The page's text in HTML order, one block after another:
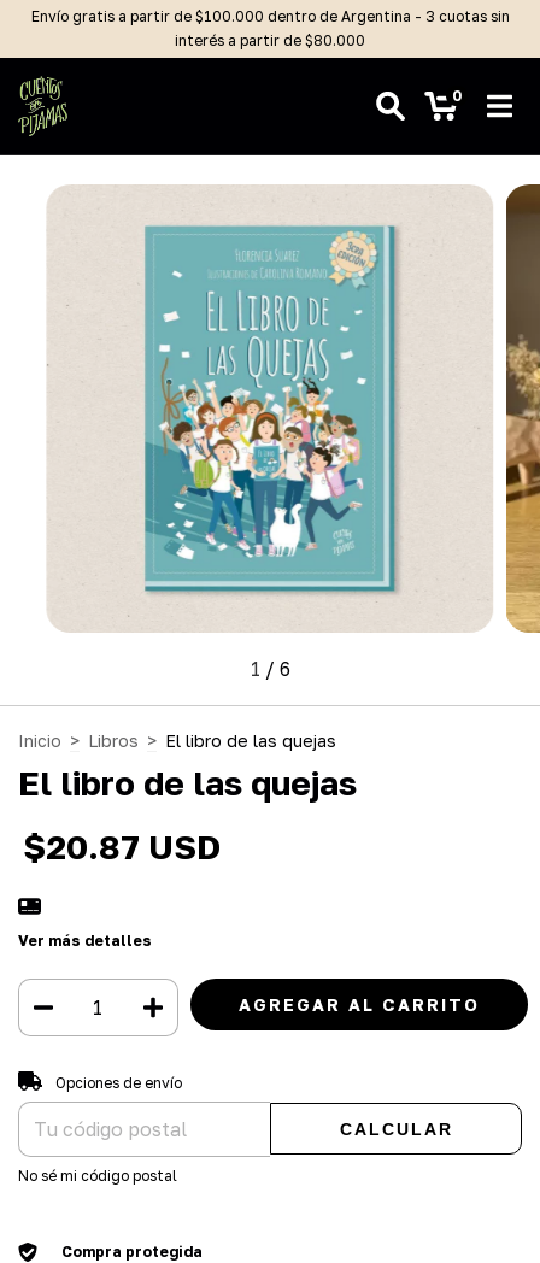
Envío gratis a partir de $100.000 dentro de Argentina - 3 cuotas sin
interés a partir de $80.000
0
1 / 6
Inicio > Libros > El libro de las quejas
El libro de las quejas
$20.87 USD
Ver más detalles
Entregas para el CP:
Opciones de envío
CALCULAR
No sé mi código postal
Compra protegida